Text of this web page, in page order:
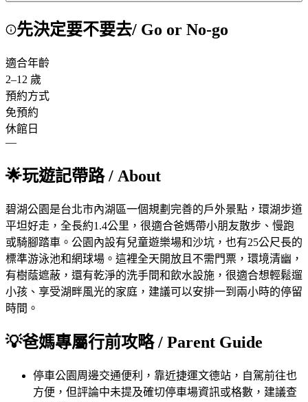
先決定要不要去/ Go or No-go
適合年齡
2–12 歲
預約方式
免預約
休館日
—
🌟玩遊記帶路/ About
碧湖公園是台北市內湖區一個規劃完善的戶外景點，環湖步道
平坦好走，全長約1.4公里，很適合爸媽帶小朋友散步、慢跑
或騎腳踏車。公園內設有兒童遊樂場和沙坑，也有25公尺長的
標準游泳池和網球場。這裡全天開放且不需門票，環境清幽，
有樹蔭遮蔽，還有乾淨的洗手間和飲水設施，很適合想輕鬆遛
小孩、享受湖畔風光的家庭，建議可以安排一到兩小時的停留
時間。
💡爸媽專屬行前攻略 / Parent Guide
停車公園周邊交通便利，靠近捷運文德站，自駕前往也
方便，但評論中未提及確切停車場資訊或格數，建議查